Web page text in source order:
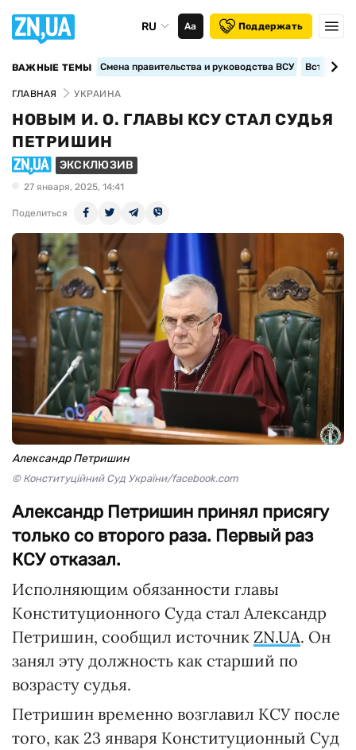
RU Аа Поддержать
ВАЖНЫЕ ТЕМЫ Смена правительства и руководства ВСУ
ГЛАВНАЯ УКРАИНА
НОВЫМ И. О. ГЛАВЫ КСУ СТАЛ СУДЬЯ
ПЕТРИШИН
ЭКСКЛЮЗИВ
27 января, 2025, 14:41
Поделиться
Александр Петришин
© Конституційний Суд України/facebook.com
Александр Петришин принял присягу
только со второго раза. Первый раз
КСУ отказал.
Исполняющим обязанности главы
Конституционного Суда стал Александр
Петришин, сообщил источник ZN.UA. Он
занял эту должность как старший по
возрасту судья.
Петришин временно возглавил КСУ после
того, как 23 января Конституционный Суд